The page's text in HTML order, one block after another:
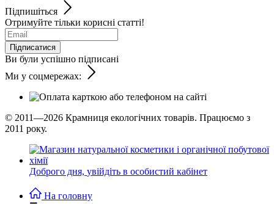
Підпишіться
Отримуйте тільки корисні статті!
Підписатися
Ви були успішно підписані
Ми у соцмережах:
© 2011—2026 Крамниця екологічних товарів. Працюємо з
2011 року.
Доброго дня, увійдіть в особистий кабінет
На головну